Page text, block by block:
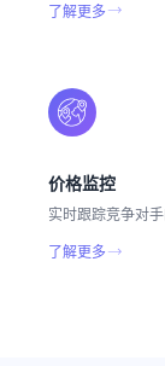
了解更多
价格监控
实时跟踪竞争对
了解更多